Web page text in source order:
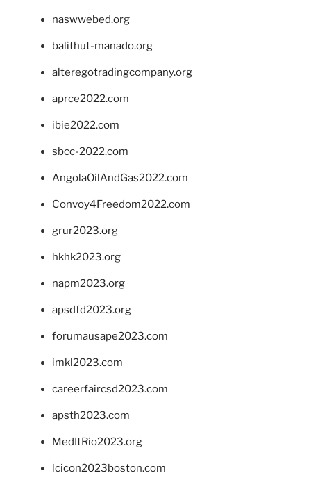
naswwebed.org
balithut-manado.org
alteregotradingcompany.org
aprce2022.com
ibie2022.com
sbcc-2022.com
AngolaOilAndGas2022.com
Convoy4Freedom2022.com
grur2023.org
hkhk2023.org
napm2023.org
apsdfd2023.org
forumausape2023.com
imkl2023.com
careerfaircsd2023.com
apsth2023.com
MedItRio2023.org
lcicon2023boston.com